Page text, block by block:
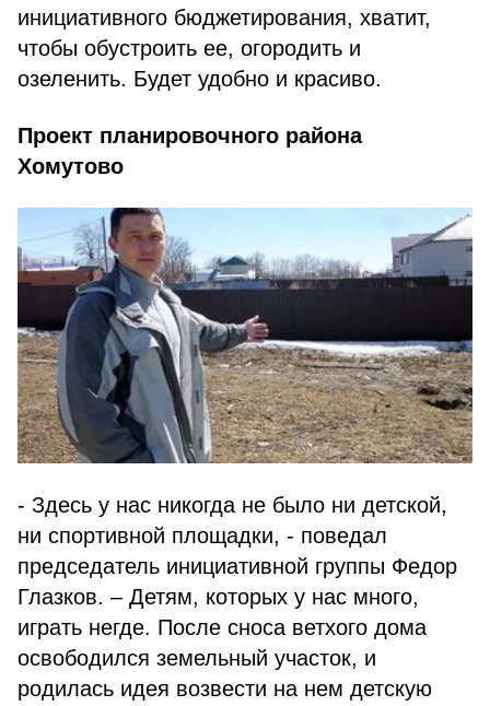
инициативного бюджетирования, хватит,
чтобы обустроить ее, огородить и
озеленить. Будет удобно и красиво.
Проект планировочного района
Хомутово
- Здесь у нас никогда не было ни детской,
ни спортивной площадки, - поведал
председатель инициативной группы Федор
Глазков. – Детям, которых у нас много,
играть негде. После сноса ветхого дома
освободился земельный участок, и
родилась идея возвести на нем детскую